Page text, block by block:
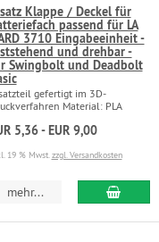
Klappe / Deckel für
passend für LA
3710 Eingabeeinheit -
und drehbar -
Swingbolt und Deadbolt
gefertigt im 3D-
Material: PLA
5,36 - EUR 9,00
19 % Mwst.zzgl. Versandkosten
mehr...